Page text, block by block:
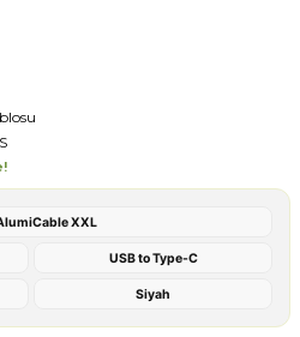
XXL
USB to Type-C
Siyah